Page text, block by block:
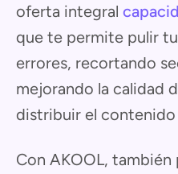
oferta integral
que te permite pulir
errores, recortando
mejorando la calidad
distribuir el contenido
Con AKOOL, también